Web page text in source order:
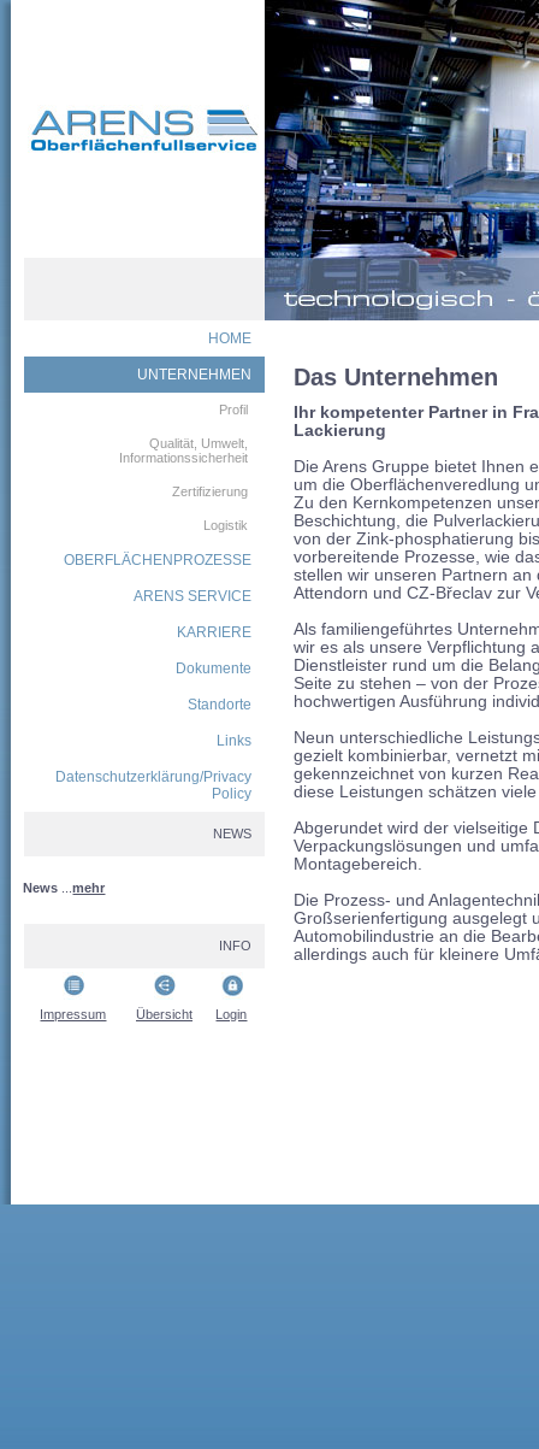
HOME
UNTERNEHMEN
Profil
Qualität, Umwelt,
Informationssicherheit
Zertifizierung
Logistik
OBERFLÄCHENPROZESSE
ARENS SERVICE
KARRIERE
Dokumente
Standorte
Links
Datenschutzerklärung/Privacy
Policy
NEWS
News ...mehr
INFO
Impressum Übersicht Login
Das Unternehmen
Ihr kompetenter Partner in
Lackierung
Die Arens Gruppe bietet Ihnen
um die Oberflächenveredlung
Zu den Kernkompetenzen
Beschichtung, die
von der Zink-phosphatierung
vorbereitende Prozesse, wie
stellen wir unseren Partnern
Attendorn und CZ-Břeclav zur
Als familiengeführtes
wir es als unsere Verpflichtung
Dienstleister rund um die
Seite zu stehen – von der
hochwertigen Ausführung
Neun unterschiedliche
gezielt kombinierbar, vernetzt
gekennzeichnet von kurzen
diese Leistungen schätzen
Abgerundet wird der vielseitige
Verpackungslösungen und
Montagebereich.
Die Prozess- und
Großserienfertigung ausgelegt
Automobilindustrie an die
allerdings auch für kleinere